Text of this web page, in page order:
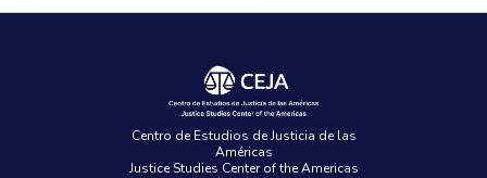
Centro de Estudios de Justicia de las
Américas
Justice Studies Center of the Americas